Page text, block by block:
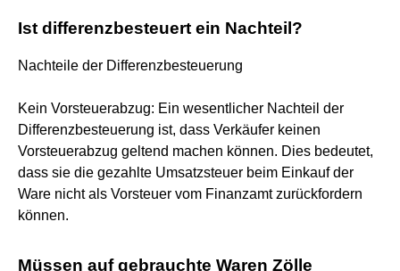
Ist differenzbesteuert ein Nachteil?
Nachteile der Differenzbesteuerung
Kein Vorsteuerabzug: Ein wesentlicher Nachteil der
Differenzbesteuerung ist, dass Verkäufer keinen
Vorsteuerabzug geltend machen können. Dies bedeutet,
dass sie die gezahlte Umsatzsteuer beim Einkauf der
Ware nicht als Vorsteuer vom Finanzamt zurückfordern
können.
Müssen auf gebrauchte Waren Zölle